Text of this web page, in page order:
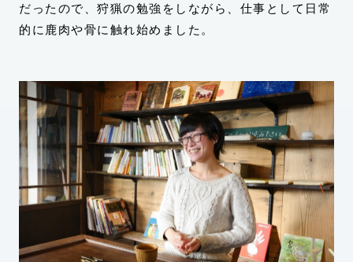
だったので、狩猟の勉強をしながら、仕事として日常
的に鹿肉や骨に触れ始めました。